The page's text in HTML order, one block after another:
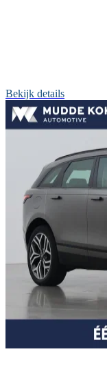
Bekijk details